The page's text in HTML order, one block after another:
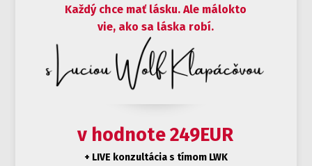
Každý chce mať lásku. Ale málokto
vie, ako sa láska robí.
v hodnote 249EUR
+ LIVE konzultácia s tímom LWK